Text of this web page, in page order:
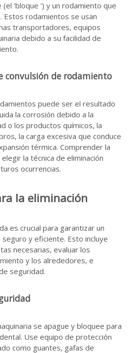
'bloque ') y un rodamiento que
Estos rodamientos se usan
transportadores, equipos
debido a su facilidad de
convulsión de rodamiento
puede ser el resultado
la corrosión debido a la
o los productos químicos, la
la carga excesiva que conduce
térmica. Comprender la
la técnica de eliminación
ocurrencias.
la eliminación
es crucial para garantizar un
y eficiente. Esto incluye
necesarias, evaluar los
y los alrededores, e
seguridad.
se apague y bloquee para
Use equipo de protección
como guantes, gafas de